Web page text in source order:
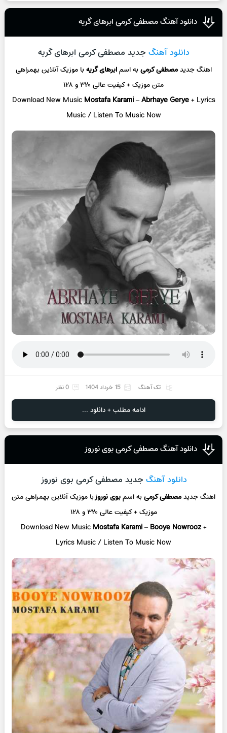
دانلود آهنگ مصطفی کرمی ابرهای گریه
دانلود آهنگ جدید مصطفی کرمی ابرهای گریه
اهنگ جدیدمصطفی کرمیبه اسمابرهای گریهبا موزیک آنلاینبهمراهی
متن موزیک + کیفیت عالی ۳۲۰ و ۱۲۸
Download New Music Mostafa Karami–Abrhaye Gerye+ Lyrics
Music / Listen To Music Now
تک آهنگ 15 خرداد 1404 0 نظر
ادامه مطلب + دانلود ...
دانلود آهنگ مصطفی کرمی بوی نوروز
دانلود آهنگ جدید مصطفی کرمی بوی نوروز
اهنگ جدیدمصطفی کرمیبه اسمبوی نوروزبا موزیک آنلاینبهمراهی متن
موزیک + کیفیت عالی ۳۲۰ و ۱۲۸
Download New Music Mostafa Karami–Booye Nowrooz+
Lyrics Music / Listen To Music Now